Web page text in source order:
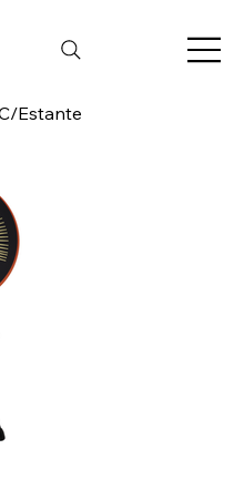
Estante